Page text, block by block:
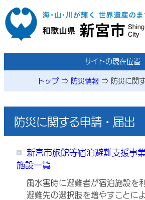
本文へ移動
メニューページサイトの現在位置
トップ⇒ 防災情報⇒ 防災に関
防災に関する申請・届出
新宮市旅館等宿泊避難支援事
施設一覧
風水害時に避難者が宿泊施設を
避難先の選択肢を増やすことに